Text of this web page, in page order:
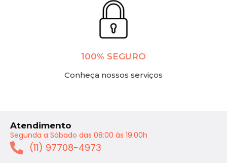
100% SEGURO
Conheça nossos serviços
Atendimento
Segunda a Sábado das 08:00 às 19:00h
(11) 97708-4973